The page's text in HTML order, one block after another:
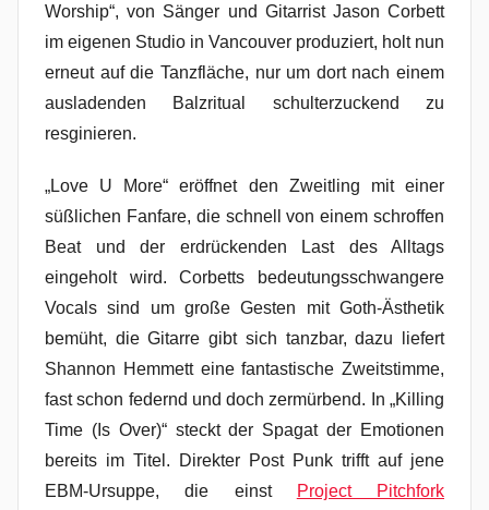
Worship“, von Sänger und Gitarrist Jason Corbett
im eigenen Studio in Vancouver produziert, holt nun
erneut auf die Tanzfläche, nur um dort nach einem
ausladenden Balzritual schulterzuckend zu
resginieren.
„Love U More“ eröffnet den Zweitling mit einer
süßlichen Fanfare, die schnell von einem schroffen
Beat und der erdrückenden Last des Alltags
eingeholt wird. Corbetts bedeutungsschwangere
Vocals sind um große Gesten mit Goth-Ästhetik
bemüht, die Gitarre gibt sich tanzbar, dazu liefert
Shannon Hemmett eine fantastische Zweitstimme,
fast schon federnd und doch zermürbend. In „Killing
Time (Is Over)“ steckt der Spagat der Emotionen
bereits im Titel. Direkter Post Punk trifft auf jene
EBM-Ursuppe, die einst
Project Pitchfork